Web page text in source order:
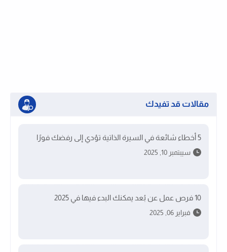
مقالات قد تفيدك
5 أخطاء شائعة في السيرة الذاتية تؤدي إلى رفضك فورًا
سيبتمبر 10, 2025
10 فرص عمل عن بُعد يمكنك البدء فيها في 2025
فبراير 06, 2025